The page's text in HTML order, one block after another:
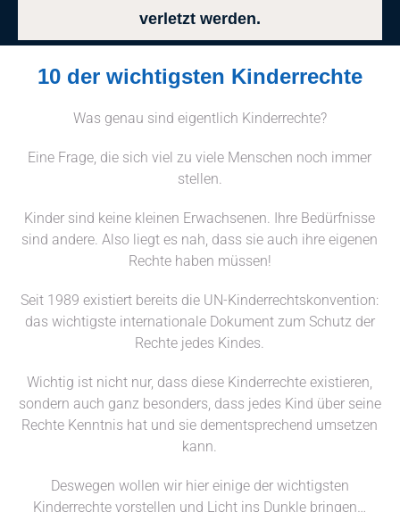
verletzt werden.
10 der wichtigsten Kinderrechte
Was genau sind eigentlich Kinderrechte?
Eine Frage, die sich viel zu viele Menschen noch immer
stellen.
Kinder sind keine kleinen Erwachsenen. Ihre Bedürfnisse
sind andere. Also liegt es nah, dass sie auch ihre eigenen
Rechte haben müssen!
Seit 1989 existiert bereits die UN-Kinderrechtskonvention:
das wichtigste internationale Dokument zum Schutz der
Rechte jedes Kindes.
Wichtig ist nicht nur, dass diese Kinderrechte existieren,
sondern auch ganz besonders, dass jedes Kind über seine
Rechte Kenntnis hat und sie dementsprechend umsetzen
kann.
Deswegen wollen wir hier einige der wichtigsten
Kinderrechte vorstellen und Licht ins Dunkle bringen…